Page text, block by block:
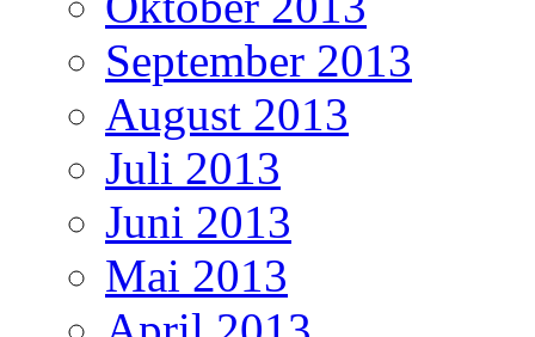
September 2013
August 2013
Juli 2013
Juni 2013
Mai 2013